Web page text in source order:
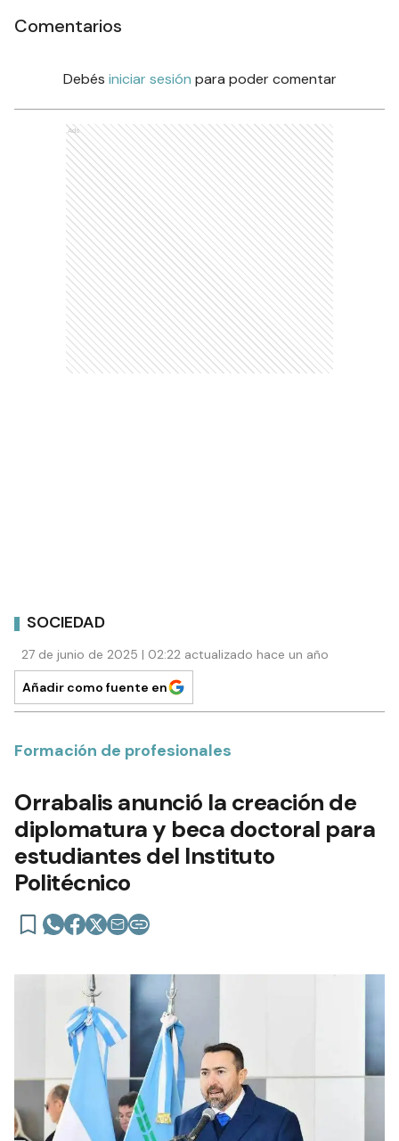
Comentarios
Debés iniciar sesión para poder comentar
Ads
SOCIEDAD
27 de junio de 2025 | 02:22 actualizado hace un año
Añadir como fuente en
Formación de profesionales
Orrabalis anunció la creación de
diplomatura y beca doctoral para
estudiantes del Instituto
Politécnico